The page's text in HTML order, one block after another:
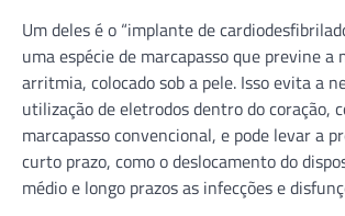
Um deles é o “implante de
uma espécie de marcapasso que previne
arritmia, colocado sob a pele. Isso evita a
utilização de eletrodos dentro do coração,
marcapasso convencional, e pode levar a
curto prazo, como o deslocamento do
médio e longo prazos as infecções e